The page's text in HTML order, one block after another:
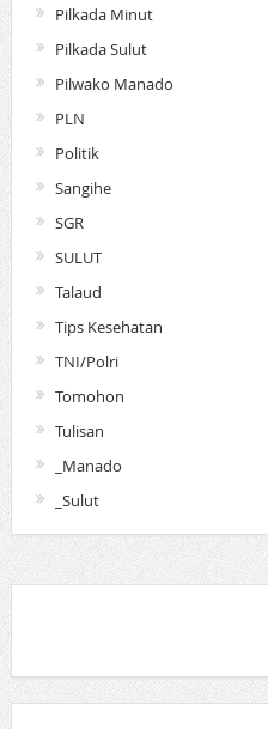
Pilkada Minut
Pilkada Sulut
Pilwako Manado
PLN
Politik
Sangihe
SGR
SULUT
Talaud
Tips Kesehatan
TNI/Polri
Tomohon
Tulisan
_Manado
_Sulut